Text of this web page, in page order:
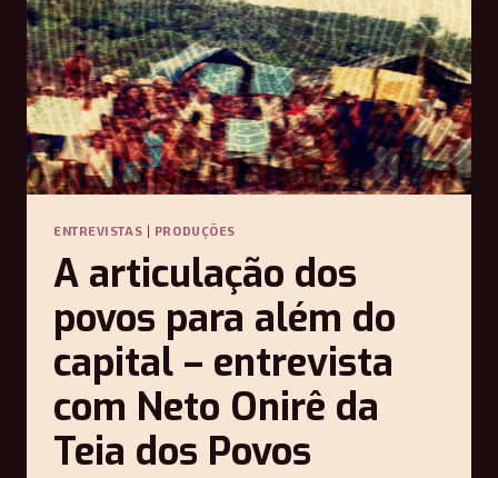
ENTREVISTAS | PRODUÇÕES
A articulação dos
povos para além do
capital – entrevista
com Neto Onirê da
Teia dos Povos